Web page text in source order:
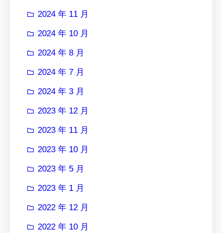
2024 年 11 月
2024 年 10 月
2024 年 8 月
2024 年 7 月
2024 年 3 月
2023 年 12 月
2023 年 11 月
2023 年 10 月
2023 年 5 月
2023 年 1 月
2022 年 12 月
2022 年 10 月